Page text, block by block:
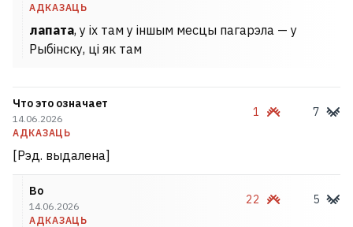
АДКАЗАЦЬ
лапата, у іх там у іншым месцы пагарэла — у
Рыбінску, ці як там
Что это означает
14.06.2026
АДКАЗАЦЬ
1 7
[Рэд. выдалена]
Во
14.06.2026
АДКАЗАЦЬ
22 5